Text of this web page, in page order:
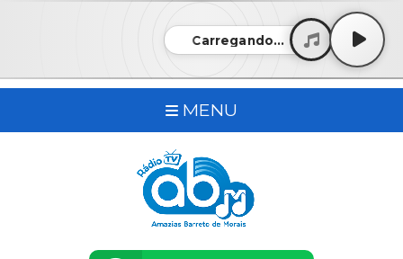
Carregando...
MENU